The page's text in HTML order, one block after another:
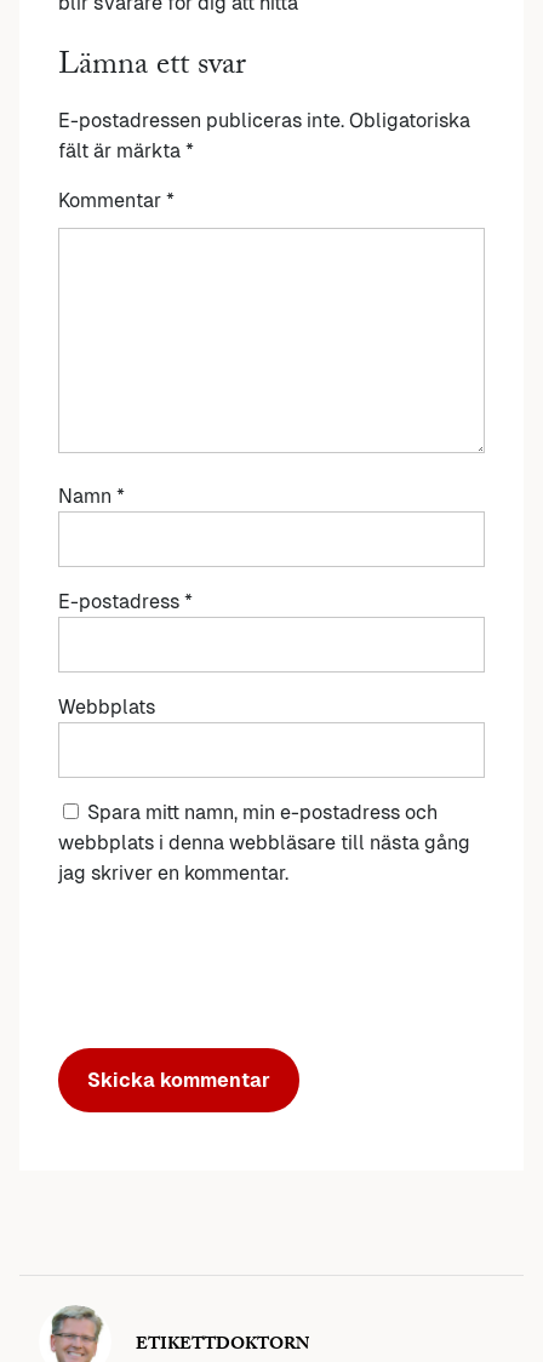
Lämna ett svar
E-postadressen publiceras inte. Obligatoriska
fält är märkta *
Kommentar *
Namn *
E-postadress *
Webbplats
Spara mitt namn, min e-postadress och
webbplats i denna webbläsare till nästa gång
jag skriver en kommentar.
ETIKETTDOKTORN